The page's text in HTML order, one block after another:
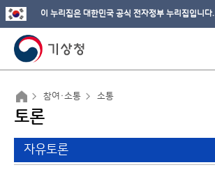
이 누리집은 대한민국 공식 전자정부 누리집입니다.
참여·소통 소통
토론
자유토론